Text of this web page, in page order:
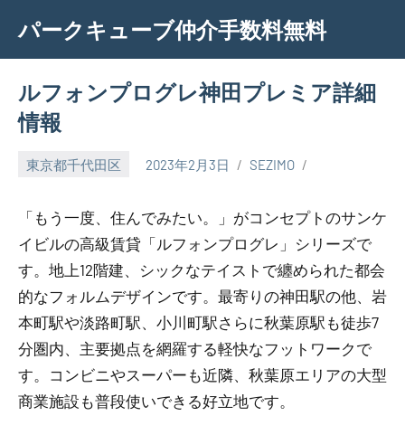
content
パークキューブ仲介手数料無料
ルフォンプログレ神田プレミア詳細
情報
東京都千代田区 2023年2月3日 SEZIMO
「もう一度、住んでみたい。」がコンセプトのサンケ
イビルの高級賃貸「ルフォンプログレ」シリーズで
す。地上12階建、シックなテイストで纏められた都会
的なフォルムデザインです。最寄りの神田駅の他、岩
本町駅や淡路町駅、小川町駅さらに秋葉原駅も徒歩7
分圏内、主要拠点を網羅する軽快なフットワークで
す。コンビニやスーパーも近隣、秋葉原エリアの大型
商業施設も普段使いできる好立地です。